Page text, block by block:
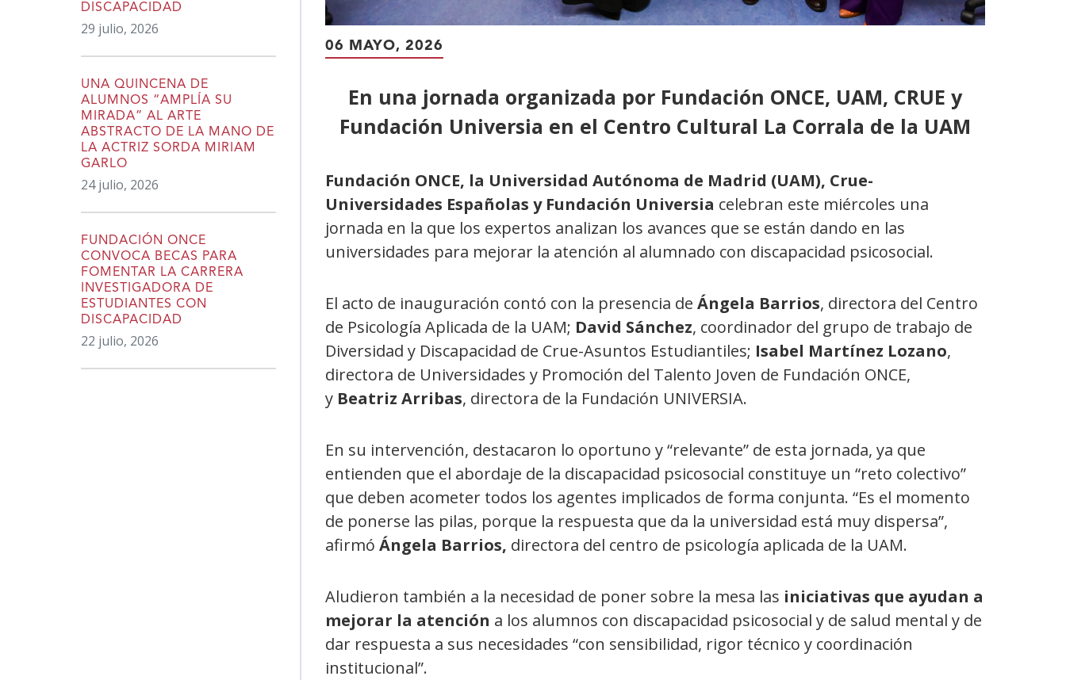
06 MAYO, 2026
En una jornada organizada por Fundación ONCE, UAM, CRUE y
Fundación Universia en el Centro Cultural La Corrala de la UAM
Fundación ONCE, la Universidad Autónoma de Madrid (UAM), Crue-
Universidades Españolas y Fundación Universia celebran este miércoles una
jornada en la que los expertos analizan los avances que se están dando en las
universidades para mejorar la atención al alumnado con discapacidad psicosocial.
El acto de inauguración contó con la presencia de Ángela Barrios, directora del Centro
de Psicología Aplicada de la UAM; David Sánchez, coordinador del grupo de trabajo de
Diversidad y Discapacidad de Crue-Asuntos Estudiantiles; Isabel Martínez Lozano,
directora de Universidades y Promoción del Talento Joven de Fundación ONCE,
y Beatriz Arribas, directora de la Fundación UNIVERSIA.
En su intervención, destacaron lo oportuno y “relevante” de esta jornada, ya que
entienden que el abordaje de la discapacidad psicosocial constituye un “reto colectivo”
que deben acometer todos los agentes implicados de forma conjunta. “Es el momento
de ponerse las pilas, porque la respuesta que da la universidad está muy dispersa”,
afirmó Ángela Barrios, directora del centro de psicología aplicada de la UAM.
Aludieron también a la necesidad de poner sobre la mesa las iniciativas que ayudan a
mejorar la atención a los alumnos con discapacidad psicosocial y de salud mental y de
dar respuesta a sus necesidades “con sensibilidad, rigor técnico y coordinación
institucional”.
DISCAPACIDAD
29 julio, 2026
UNA QUINCENA DE
ALUMNOS “AMPLÍA SU
MIRADA” AL ARTE
ABSTRACTO DE LA MANO DE
LA ACTRIZ SORDA MIRIAM
GARLO
24 julio, 2026
FUNDACIÓN ONCE
CONVOCA BECAS PARA
FOMENTAR LA CARRERA
INVESTIGADORA DE
ESTUDIANTES CON
DISCAPACIDAD
22 julio, 2026